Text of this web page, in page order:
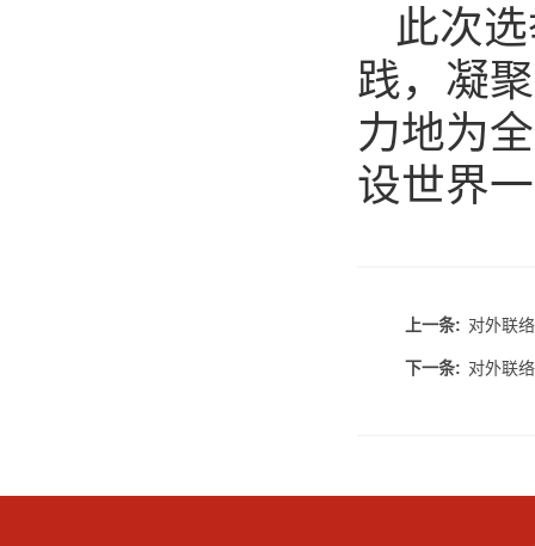
此次
践，凝
力地为
设世界
上一条: 对外联
下一条: 对外联